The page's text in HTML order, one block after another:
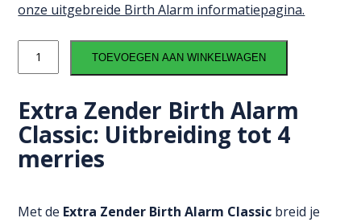
onze uitgebreide Birth Alarm informatiepagina.
Zender
Alarm
Classic:
Uitbreiding
tot
4
aantal
TOEVOEGEN AAN WINKELWAGEN
Extra Zender Birth Alarm
Classic: Uitbreiding tot 4
merries
Met de Extra Zender Birth Alarm Classic breid je